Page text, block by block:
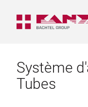
Système
Tubes